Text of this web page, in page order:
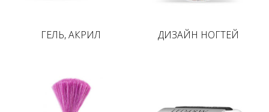
ГЕЛЬ, АКРИЛ ДИЗАЙН НОГТЕЙ